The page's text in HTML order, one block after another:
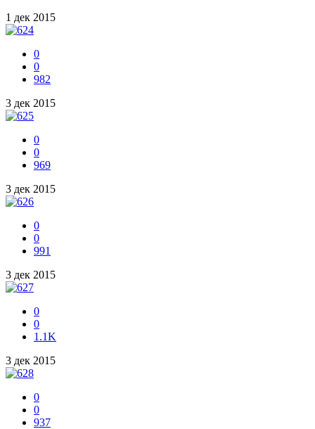
1 дек 2015
0
0
982
3 дек 2015
0
0
969
3 дек 2015
0
0
991
3 дек 2015
0
0
1.1K
3 дек 2015
0
0
937